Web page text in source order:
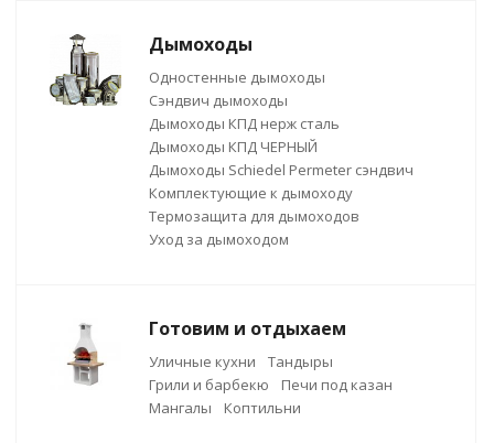
Дымоходы
Одностенные дымоходы
Сэндвич дымоходы
Дымоходы КПД нерж сталь
Дымоходы КПД ЧЕРНЫЙ
Дымоходы Schiedel Permeter сэндвич
Комплектующие к дымоходу
Термозащита для дымоходов
Уход за дымоходом
Готовим и отдыхаем
Уличные кухни
Тандыры
Грили и барбекю
Печи под казан
Мангалы
Коптильни